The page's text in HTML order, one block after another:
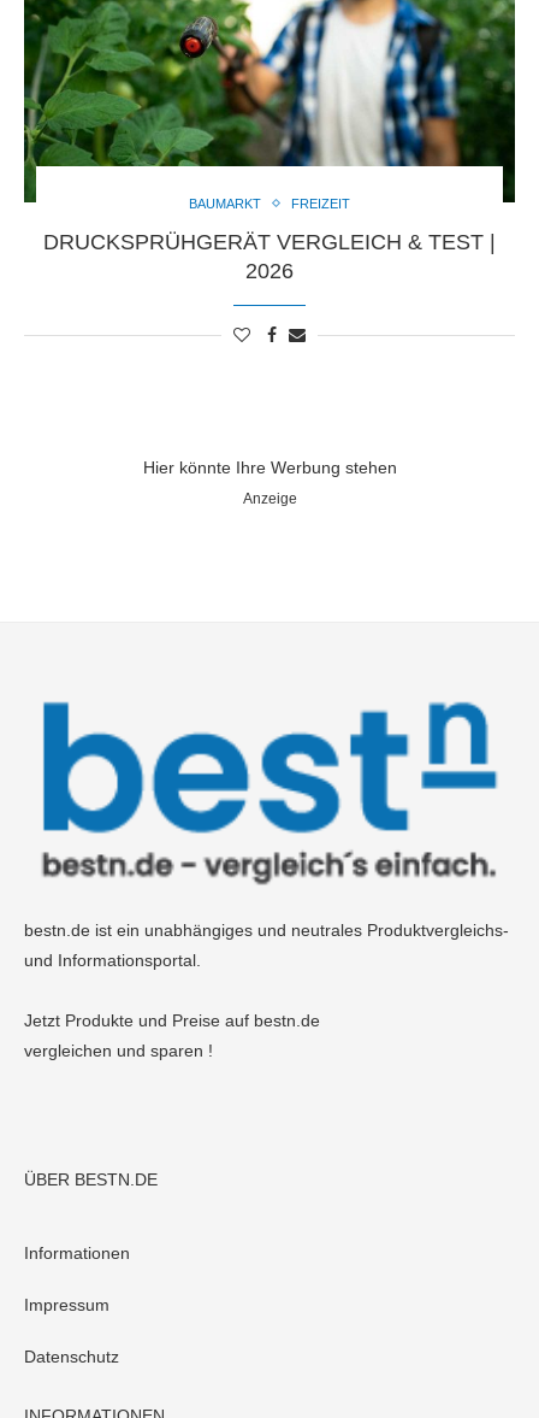
BAUMARKT FREIZEIT
DRUCKSPRÜHGERÄT VERGLEICH & TEST |
2026
Hier könnte Ihre Werbung stehen
Anzeige
bestn.de ist ein unabhängiges und neutrales Produktvergleichs-
und Informationsportal.
Jetzt Produkte und Preise auf bestn.de
vergleichen und sparen !
ÜBER BESTN.DE
Informationen
Impressum
Datenschutz